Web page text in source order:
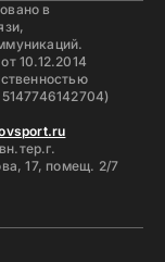
в
10.12.2014
17, помещ. 2/7